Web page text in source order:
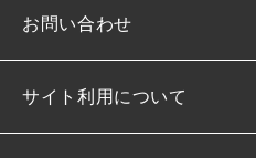
お問い合わせ
サイト利用について